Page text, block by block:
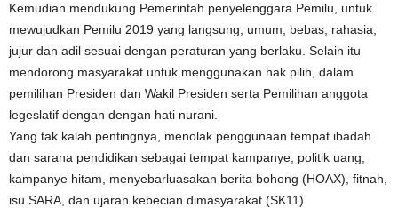
Kemudian mendukung Pemerintah penyelenggara Pemilu, untuk
mewujudkan Pemilu 2019 yang langsung, umum, bebas, rahasia,
jujur dan adil sesuai dengan peraturan yang berlaku. Selain itu
mendorong masyarakat untuk menggunakan hak pilih, dalam
pemilihan Presiden dan Wakil Presiden serta Pemilihan anggota
legeslatif dengan dengan hati nurani.
Yang tak kalah pentingnya, menolak penggunaan tempat ibadah
dan sarana pendidikan sebagai tempat kampanye, politik uang,
kampanye hitam, menyebarluasakan berita bohong (HOAX), fitnah,
isu SARA, dan ujaran kebecian dimasyarakat.(SK11)